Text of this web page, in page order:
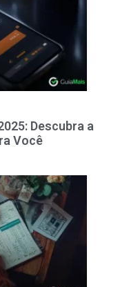
Descubra a
Você